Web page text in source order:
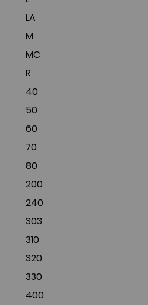
LA
M
MC
R
40
50
60
70
80
200
240
303
310
320
330
400